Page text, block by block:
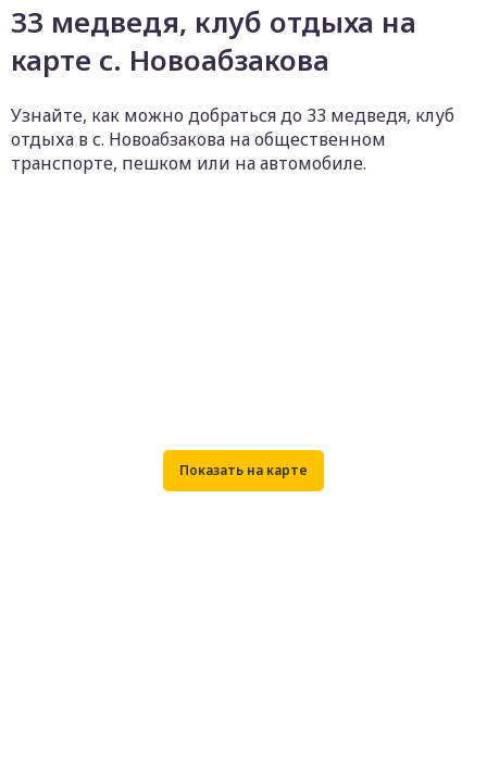
33 медведя, клуб отдыха на
карте с. Новоабзакова
Узнайте, как можно добраться до 33 медведя, клуб
отдыха в с. Новоабзакова на общественном
транспорте, пешком или на автомобиле.